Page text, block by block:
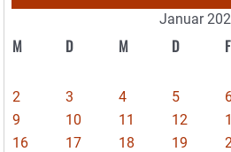
Januar
M D M D F
2
3 4 5
9
10 11 12
16
17 18 19